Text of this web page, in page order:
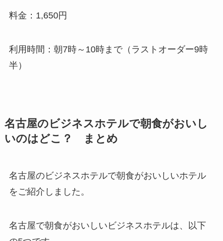
料金：1,650円
利用時間：朝7時～10時まで（ラストオーダー9時
半）
名古屋のビジネスホテルで朝食がおいし
いのはどこ？ まとめ
名古屋のビジネスホテルで朝食がおいしいホテル
をご紹介しました。
名古屋で朝食がおいしいビジネスホテルは、以下